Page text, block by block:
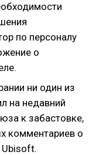
по персоналу
о
ни один из
на недавний
к забастовке,
комментариев о
Ubisoft.